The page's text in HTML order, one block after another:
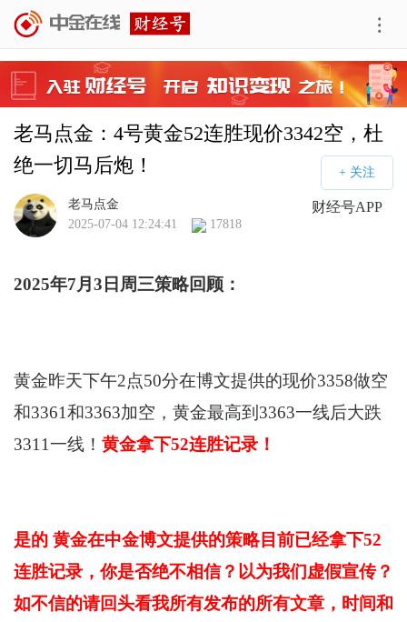
老马点金：4号黄金52连胜现价3342空，杜
绝一切马后炮！
财经号APP
老马点金
2025-07-04 12:24:41
17818
2025年7月3日周三策略回顾：
黄金昨天下午2点50分在博文提供的现价3358做空
和3361和3363加空，黄金最高到3363一线后大跌
3311一线！ 黄金拿下52连胜记录！
是的 黄金在中金博文提供的策略目前已经拿下52
连胜记录，你是否绝不相信？以为我们虚假宣传？
如不信的请回头看我所有发布的所有文章，时间和